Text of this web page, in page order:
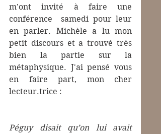
m'ont invité à faire une
conférence  samedi pour leur
en parler. Michèle a lu mon
petit discours et a trouvé très
bien la partie sur la
métaphysique. J'ai pensé vous
en faire part, mon cher
lecteur.trice :
Péguy disait qu’on lui avait